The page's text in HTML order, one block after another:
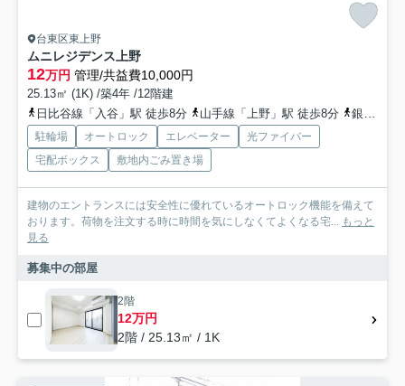
台東区東上野
ムニレジデンス上野
12万円 管理/共益費10,000円
25.13㎡ (1K) /築4年 /12階建
日比谷線「入谷」駅 徒歩8分
山手線「上野」駅 徒歩8分 銀座線「稲荷町」駅 徒歩6分
駐輪場 オートロック エレベーター
光ファイバー
宅配ボックス
敷地内ごみ置き場
建物のエントランスには安全性に優れているオートロック機能を備えて
おります。荷物を注文する時に時間を気にしなくてよくなる宅... もっと
見る
募集中の部屋
2階
12万円
2階 / 25.13㎡ / 1K